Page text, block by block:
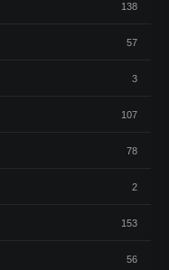
138
57
3
107
78
2
153
56